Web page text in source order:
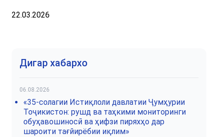
22.03.2026
Дигар хабархо
06.08.2026
«35-солагии Истиқлоли давлатии Ҷумҳурии
Тоҷикистон: рушд ва таҳкими мониторинги
обуҳавошиносӣ ва ҳифзи пиряхҳо дар
шароити тағйирёбии иқлим»